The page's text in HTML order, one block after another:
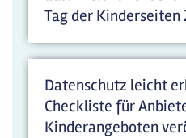
Tag der Kinderseiten
Datenschutz leicht
Checkliste für
Kinderangeboten